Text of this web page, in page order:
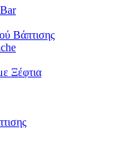
Βάπτισης
Ξέφτια